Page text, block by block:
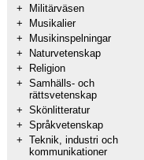
+
Militärväsen
+
Musikalier
+
Musikinspelningar
+
Naturvetenskap
+
Religion
+ Samhälls- och
rättsvetenskap
+ Skönlitteratur
+ Språkvetenskap
+ Teknik, industri och
kommunikationer